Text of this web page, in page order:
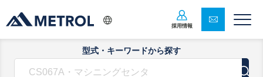
採用情報
型式・キーワードから探す